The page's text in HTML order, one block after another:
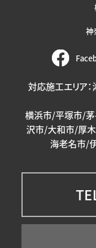
神
対応施工エリア
横浜市/平塚市/
沢市/大和市/厚
海老名市/